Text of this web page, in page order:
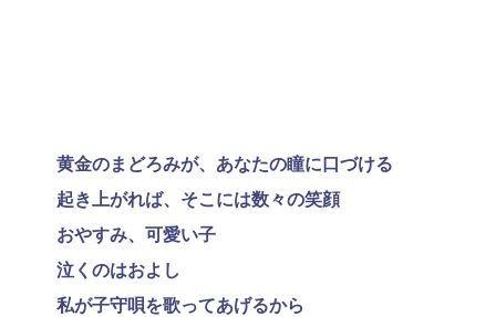
黄金のまどろみが、あなたの瞳に口づける
起き上がれば、そこには数々の笑顔
おやすみ、可愛い子
泣くのはおよし
私が子守唄を歌ってあげるから